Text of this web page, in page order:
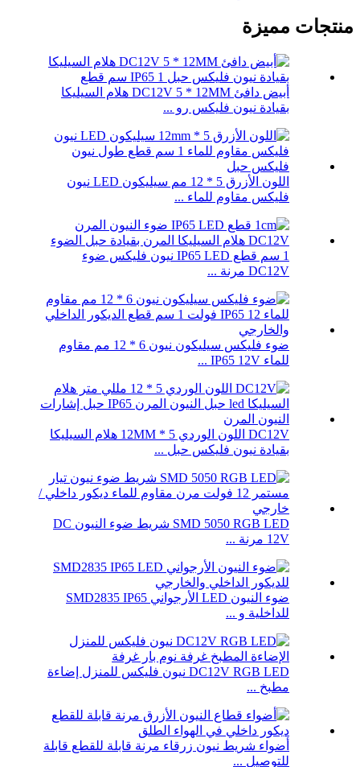
منتجات مميزة
أبيض دافئ DC12V 5 * 12MM هلام السيليكا
بقيادة نيون فليكس رو ...
اللون الأزرق 5 * 12 مم سيليكون LED نيون
فليكس مقاوم للماء ...
1 سم قطع IP65 LED نيون فليكس ضوء
DC12V مرنة ...
ضوء فليكس سيليكون نيون 6 * 12 مم مقاوم
للماء IP65 12V ...
DC12V اللون الوردي 5 * 12MM هلام السيليكا
بقيادة نيون فليكس حبل ...
SMD 5050 RGB LED شريط ضوء النيون DC
12V مرنة ...
ضوء النيون LED الأرجواني SMD2835 IP65
للداخلية و ...
DC12V RGB LED نيون فليكس للمنزل إضاءة
مطبخ ...
أضواء شريط نيون زرقاء مرنة قابلة للقطع قابلة
للتوصيل ...